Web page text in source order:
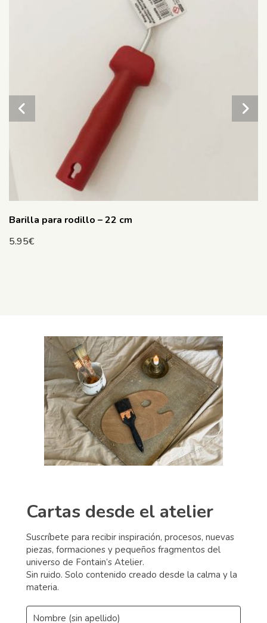
Barilla para rodillo – 22 cm
5.95€
Cartas desde el atelier
Suscríbete para recibir inspiración, procesos, nuevas
piezas, formaciones y pequeños fragmentos del
universo de Fontain’s Atelier.
Sin ruido. Solo contenido creado desde la calma y la
materia.